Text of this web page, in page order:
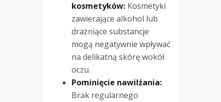
kosmetyków: Kosmetyki
zawierające alkohol lub
drażniące substancje
mogą negatywnie wpływać
na delikatną skórę wokół
oczu.
Pominięcie nawilżania:
Brak regularnego